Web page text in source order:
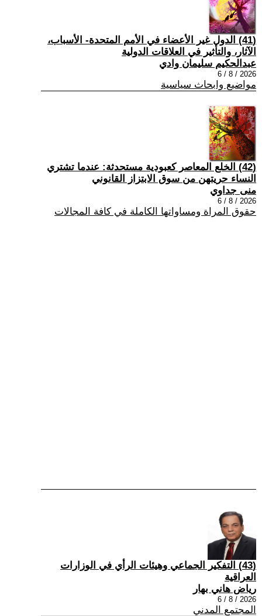
(41) الدول غير الأعضاء في الأمم المتحدة- الأسباب،
الآثار، والتأثير في العلاقات الدولية
عبدالحكيم سليمان وادي
2026 / 8 / 6
مواضيع وابحاث سياسية
(42) الخلع المعاصر كعبودية مستحدثة: عندما تشتري
النساء حريتهن من سوق الابتزاز القانوني
منى جداوي
2026 / 8 / 6
حقوق المراة ومساواتها الكاملة في كافة المجالات
(43) التفكير الجماعي وهيئات الرأي في الوزارات
العراقية
رياض هاني بهار
2026 / 8 / 6
المجتمع المدني